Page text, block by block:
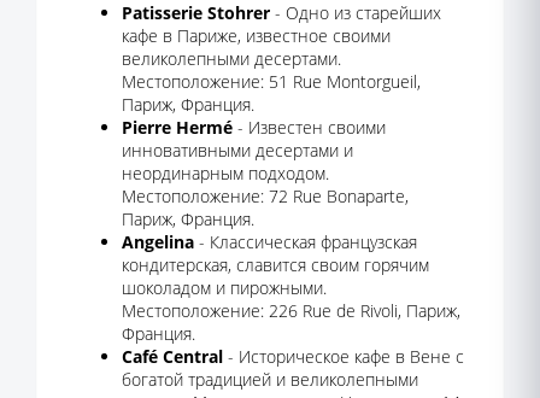
Patisserie Stohrer - Одно из старейших
кафе в Париже, известное своими
великолепными десертами.
Местоположение: 51 Rue Montorgueil,
Париж, Франция.
Pierre Hermé - Известен своими
инновативными десертами и
неординарным подходом.
Местоположение: 72 Rue Bonaparte,
Париж, Франция.
Angelina - Классическая французская
кондитерская, славится своим горячим
шоколадом и пирожными.
Местоположение: 226 Rue de Rivoli, Париж,
Франция.
Café Central - Историческое кафе в Вене с
богатой традицией и великолепными